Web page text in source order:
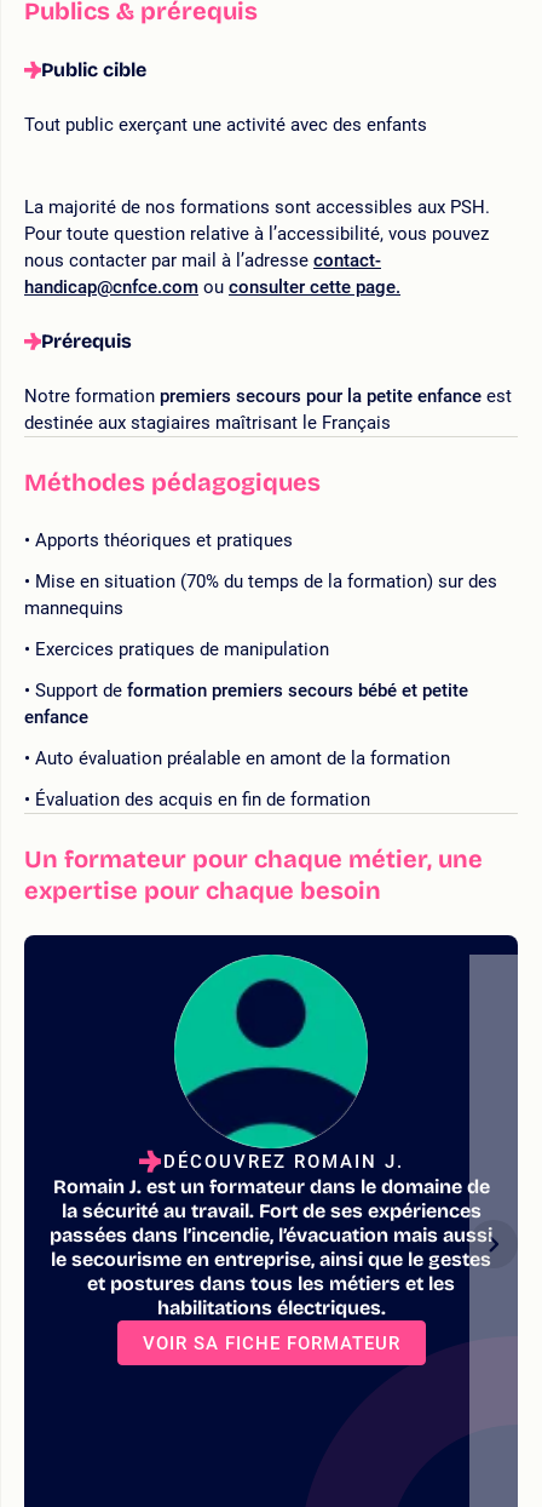
Publics & prérequis
Public cible
Tout public exerçant une activité avec des enfants
La majorité de nos formations sont accessibles aux PSH.
Pour toute question relative à l’accessibilité, vous pouvez
nous contacter par mail à l’adresse contact-
handicap@cnfce.com ou consulter cette page.
Prérequis
Notre formation premiers secours pour la petite enfance est
destinée aux stagiaires maîtrisant le Français
Méthodes pédagogiques
Apports théoriques et pratiques
Mise en situation (70% du temps de la formation) sur des
mannequins
Exercices pratiques de manipulation
Support de formation premiers secours bébé et petite
enfance
Auto évaluation préalable en amont de la formation
Évaluation des acquis en fin de formation
Un formateur pour chaque métier, une
expertise pour chaque besoin
DÉCOUVREZ ROMAIN J.
Romain J. est un formateur dans le domaine de
la sécurité au travail. Fort de ses expériences
passées dans l’incendie, l’évacuation mais aussi
le secourisme en entreprise, ainsi que le gestes
et postures dans tous les métiers et les
habilitations électriques.
VOIR SA FICHE FORMATEUR